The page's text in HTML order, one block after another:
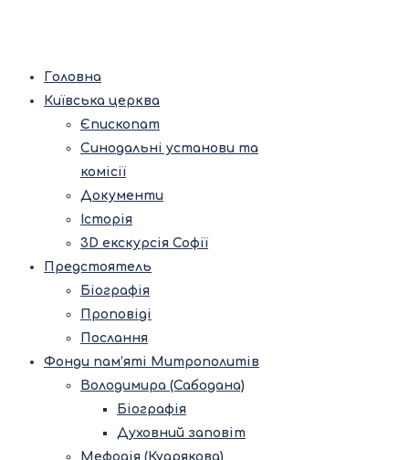
Головна
Київська церква
Єпископат
Синодальні установи та
комісії
Документи
Історія
3D екскурсія Софії
Предстоятель
Біографія
Проповіді
Послання
Фонди пам’яті Митрополитів
Володимира (Сабодана)
Біографія
Духовний заповіт
Мефодія (Кудрякова)